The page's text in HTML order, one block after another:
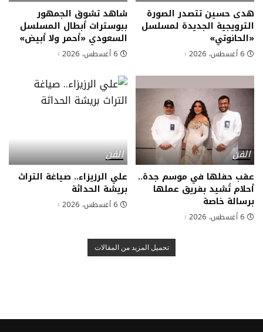
هدى حسين تتصدر الصورة
الترويجية الجديدة لمسلسل
«الحانوتي»
6 أغسطس، 2026
شاهد تشوق الجمهور
ببوسترات أبطال المسلسل
السعودي «أحمر ولا أبيض»
6 أغسطس، 2026
الفن
عقب حفلها في موسم جدة..
أحلام تُشيد بفريق عملها
برسالة خاصة
6 أغسطس، 2026
الفن
علي الرزيزاء.. صياغة التراث
بريشة الحداثة
6 أغسطس، 2026
تحميل المزيد من المقالات